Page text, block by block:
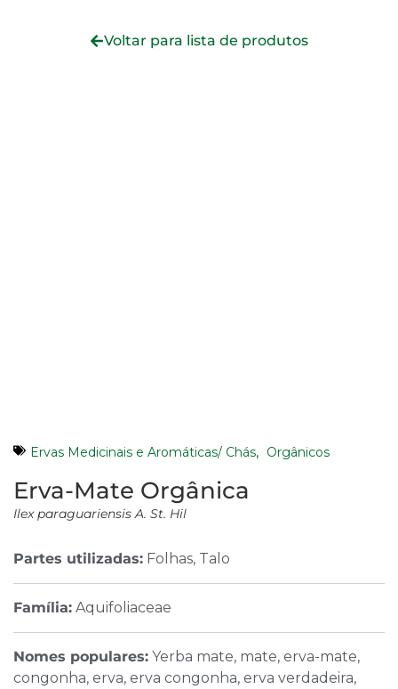
Voltar para lista de produtos
Ervas Medicinais e Aromáticas/ Chás, Orgânicos
Erva-Mate Orgânica
Ilex paraguariensis A. St. Hil
Partes utilizadas: Folhas, Talo
Família: Aquifoliaceae
Nomes populares: Yerba mate, mate, erva-mate,
congonha, erva, erva congonha, erva verdadeira,